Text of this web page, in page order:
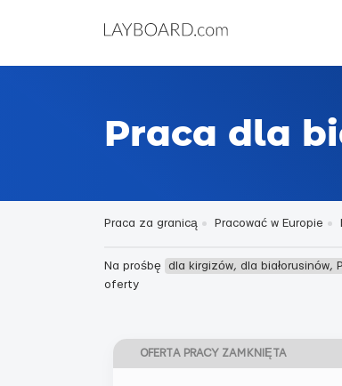
Praca dla
Praca za granicą Pracować w Europie
Na prośbę dla kirgizów, dla białorusinów,
oferty
OFERTA PRACY ZAMKNIĘTA